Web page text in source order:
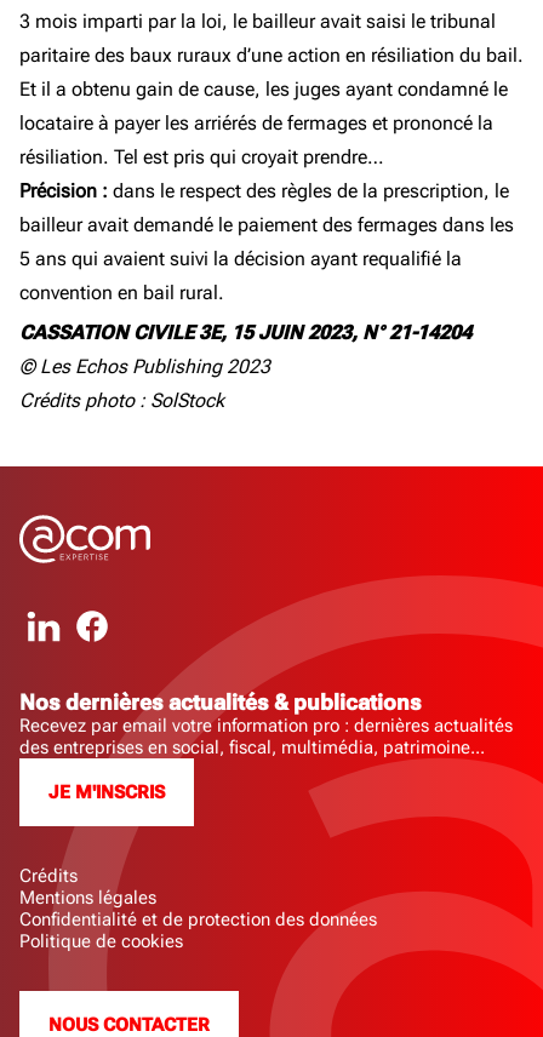
3 mois imparti par la loi, le bailleur avait saisi le tribunal
paritaire des baux ruraux d’une action en résiliation du bail.
Et il a obtenu gain de cause, les juges ayant condamné le
locataire à payer les arriérés de fermages et prononcé la
résiliation. Tel est pris qui croyait prendre…
Précision : dans le respect des règles de la prescription, le
bailleur avait demandé le paiement des fermages dans les
5 ans qui avaient suivi la décision ayant requalifié la
convention en bail rural.
CASSATION CIVILE 3E, 15 JUIN 2023, N° 21-14204
© Les Echos Publishing 2023
Crédits photo : SolStock
Crédits
Mentions légales
Confidentialité et de protection des données
Politique de cookies
NOUS CONTACTER
Nos dernières actualités & publications
Recevez par email votre information pro : dernières actualités
des entreprises en social, fiscal, multimédia, patrimoine...
JE M'INSCRIS